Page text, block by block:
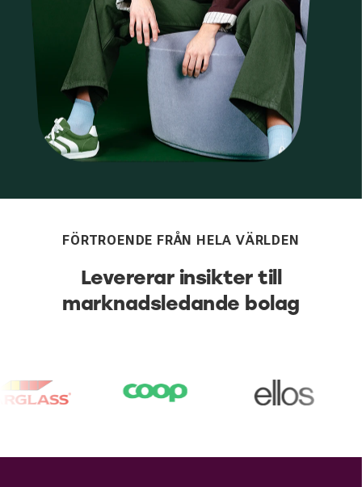
FÖRTROENDE FRÅN HELA VÄRLDEN
Levererar insikter till
marknadsledande bolag